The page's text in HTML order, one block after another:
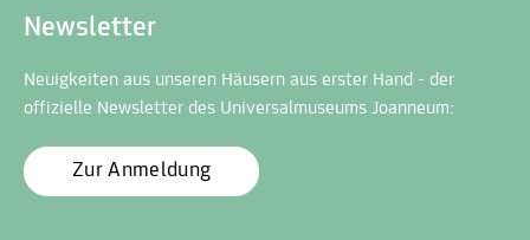
Newsletter
Neuigkeiten aus unseren Häusern aus erster Hand - der
offizielle Newsletter des Universalmuseums Joanneum:
Zur Anmeldung